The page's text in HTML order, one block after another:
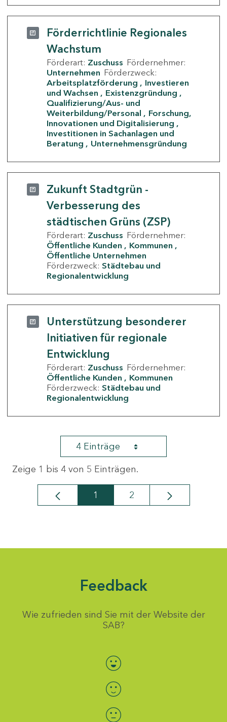
Förderrichtlinie Regionales
Wachstum
Förderart: Zuschuss Fördernehmer:
Unternehmen Förderzweck:
Arbeitsplatzförderung
Investieren
und Wachsen
Existenzgründung
Qualifizierung/Aus- und
Weiterbildung/Personal
Forschung,
Innovationen und Digitalisierung
Investitionen in Sachanlagen und
Beratung
Unternehmensgründung
Zukunft Stadtgrün -
Verbesserung des
städtischen Grüns (ZSP)
Förderart: Zuschuss Fördernehmer:
Öffentliche Kunden
Kommunen
Öffentliche Unternehmen
Förderzweck: Städtebau und
Regionalentwicklung
Unterstützung besonderer
Initiativen für regionale
Entwicklung
Förderart: Zuschuss Fördernehmer:
Öffentliche Kunden
Kommunen
Förderzweck: Städtebau und
Regionalentwicklung
4 Einträge
Zeige 1 bis 4 von 5 Einträgen.
Seite
1 Seite
2
Feedback
Wie zufrieden sind Sie mit der Website der
SAB?
Bewertung auswählen